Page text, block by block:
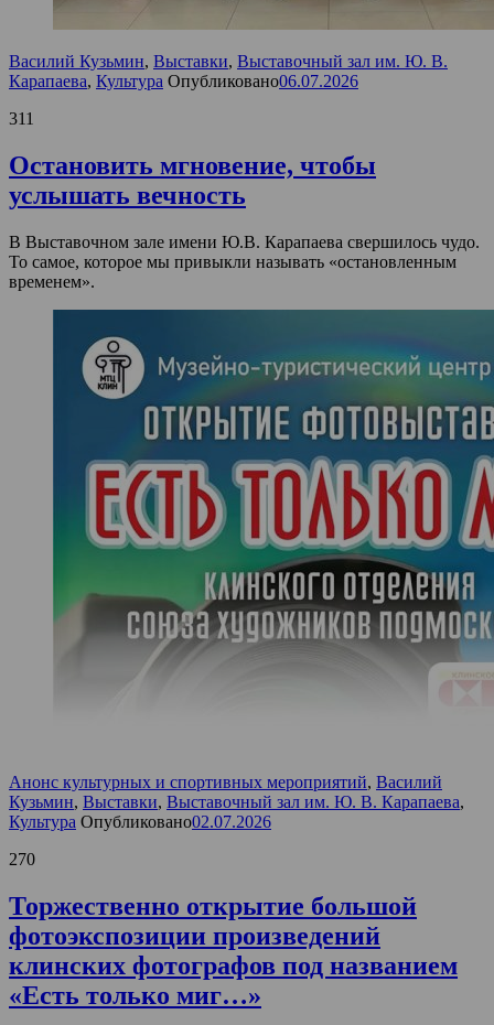
Василий Кузьмин, Выставки, Выставочный зал им. Ю. В.
Карапаева, Культура Опубликовано06.07.2026
311
Остановить мгновение, чтобы
услышать вечность
В Выставочном зале имени Ю.В. Карапаева свершилось чудо.
То самое, которое мы привыкли называть «остановленным
временем».
Анонс культурных и спортивных мероприятий, Василий
Кузьмин, Выставки, Выставочный зал им. Ю. В. Карапаева,
Культура Опубликовано02.07.2026
270
Торжественно открытие большой
фотоэкспозиции произведений
клинских фотографов под названием
«Есть только миг…»